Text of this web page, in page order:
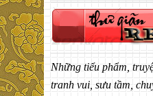
Những tiểu phẩm,
tranh vui, sưu tầm,